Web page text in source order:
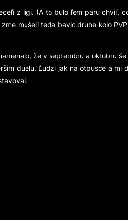
z ligi. (A to bulo ľem paru chviľ,
mušeľi teda bavic druhe kolo
že v septembru a oktobru
duelu. Ľudzi jak na otpusce a mi